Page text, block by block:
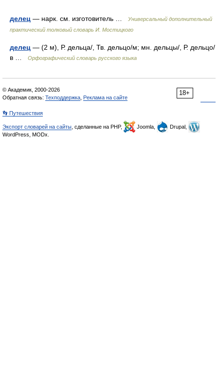
делец — нарк. см. изготовитель …
Универсальный дополнительный
практический толковый словарь И. Мостицкого
делец — (2 м), Р. дельца/, Тв. дельцо/м; мн. дельцы/, Р. дельцо/
в …
Орфографический словарь русского языка
18+
© Академик, 2000-2026
Обратная связь: Техподдержка Реклама на сайте
👣 Путешествия
Экспорт словарей на сайты , сделанные на PHP, Joomla,
Drupal,
WordPress, MODx.